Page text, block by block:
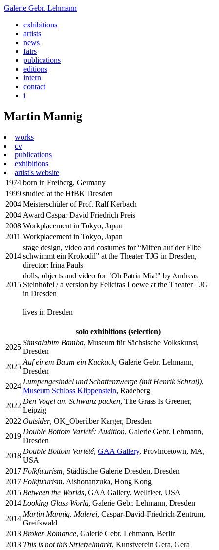
Galerie Gebr. Lehmann
exhibitions
artists
news
fairs
publications
editions
intern
contact
i
Martin Mannig
works
cv
publications
exhibitions
artist's website
1974 born in Freiberg, Germany
1999 studied at the HfBK Dresden
2004 Meisterschüler of Prof. Ralf Kerbach
2004 Award Caspar David Friedrich Preis
2008 Workplacement in Tokyo, Japan
2011 Workplacement in Tokyo, Japan
2014
stage design, video and costumes for “Mitten auf der Elbe
schwimmt ein Krokodil” at the Theater TJG in Dresden,
director: Irina Pauls
2015
dolls, objects and video for "Oh Patria Mia!" by Andreas
Steinhöfel / a version by Felicitas Loewe at the Theater TJG
in Dresden
lives in Dresden
solo exhibitions (selection)
2025
Simsalabim Bamba, Museum für Sächsische Volkskunst,
Dresden
2025
Auf einem Baum ein Kuckuck, Galerie Gebr. Lehmann,
Dresden
2024
Lumpengesindel und Schattenzwerge (mit Henrik Schrat)),
Museum Schloss Klippenstein, Radeberg
2022
Den Vogel am Schwanz packen, The Grass Is Greener,
Leipzig
2022 Outsider, OK_Oberüber Karger, Dresden
2019
Double Bottom Varieté: Audition, Galerie Gebr. Lehmann,
Dresden
2018
Double Bottom Varieté, GAA Gallery, Provincetown, MA,
USA
2017 Folkfuturism, Städtische Galerie Dresden, Dresden
2017 Folkfuturism, Aishonanzuka, Hong Kong
2015 Between the Worlds, GAA Gallery, Wellfleet, USA
2014 Looking Glass World, Galerie Gebr. Lehmann, Dresden
2014
Martin Mannig. Malerei, Caspar-David-Friedrich-Zentrum,
Greifswald
2013 Broken Romance, Galerie Gebr. Lehmann, Berlin
2013 This is not this Strietzelmarkt, Kunstverein Gera, Gera